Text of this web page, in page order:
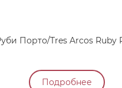
Порто/Tres Arcos Ruby
Подробнее